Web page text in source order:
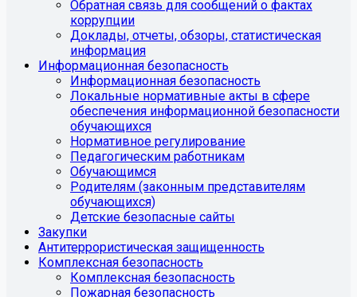
Обратная связь для сообщений о фактах
коррупции
Доклады, отчеты, обзоры, статистическая
информация
Информационная безопасность
Информационная безопасность
Локальные нормативные акты в сфере
обеспечения информационной безопасности
обучающихся
Нормативное регулирование
Педагогическим работникам
Обучающимся
Родителям (законным представителям
обучающихся)
Детские безопасные сайты
Закупки
Антитеррористическая защищенность
Комплексная безопасность
Комплексная безопасность
Пожарная безопасность